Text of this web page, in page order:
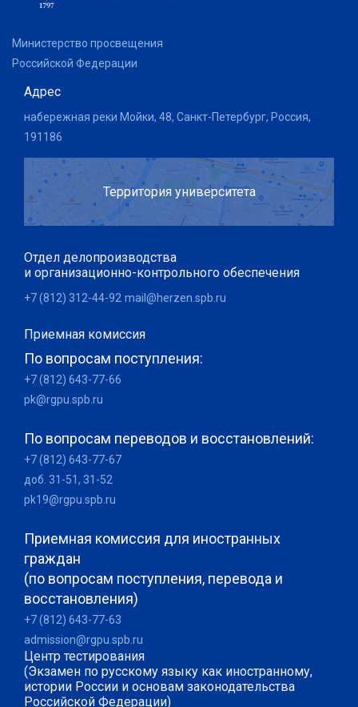
Министерство просвещения
Российской Федерации
Адрес
набережная реки Мойки, 48, Санкт-Петербург, Россия,
191186
Территория университета
Отдел делопроизводства
и организационно-контрольного обеспечения
+7 (812) 312-44-92 mail@herzen.spb.ru
Приемная комиссия
По вопросам поступления:
+7 (812) 643-77-66
pk@rgpu.spb.ru
По вопросам переводов и восстановлений:
+7 (812) 643-77-67
доб. 31-51, 31-52
pk19@rgpu.spb.ru
Приемная комиссия для иностранных
граждан
(по вопросам поступления, перевода и
восстановления)
+7 (812) 643-77-63
admission@rgpu.spb.ru
Центр тестирования
(Экзамен по русскому языку как иностранному,
истории России и основам законодательства
Российской Федерации)